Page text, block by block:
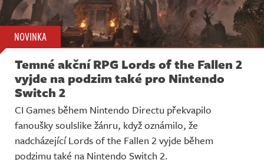
NOVINKA
Temné akční RPG Lords of the Fallen 2
vyjde na podzim také pro Nintendo
Switch 2
CI Games během Nintendo Directu překvapilo
fanoušky soulslike žánru, když oznámilo, že
nadcházející Lords of the Fallen 2 vyjde během
podzimu také na Nintendo Switch 2.